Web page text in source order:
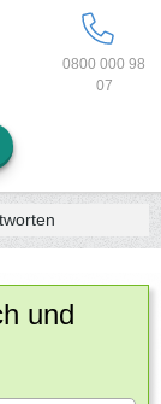
0800 000 98
07
und